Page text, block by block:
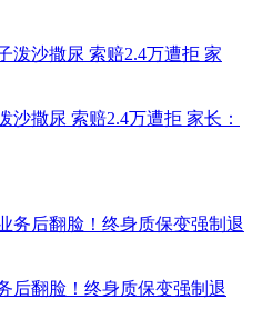
沙撒尿 索赔2.4万遭拒 家长：
后翻脸！终身质保变强制退